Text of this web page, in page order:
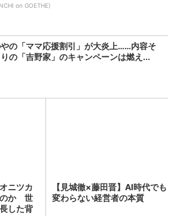
on GOETHE)
の「ママ応援割引」が大炎上……内容そ
の「吉野家」のキャンペーンは燃え...
ニツカ
のか 世
した背
【見城徹×藤田晋】AI時代でも
変わらない経営者の本質